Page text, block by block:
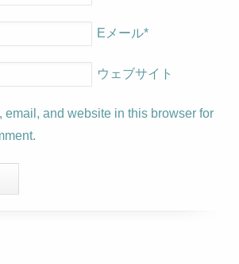
Eメール*
ウェブサイト
email, and website in this browser for